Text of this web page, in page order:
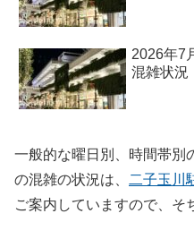
2026年7
混雑状況
一般的な曜日別、時間帯別
の混雑の状況は、 二子玉川
ご案内していますので、そ